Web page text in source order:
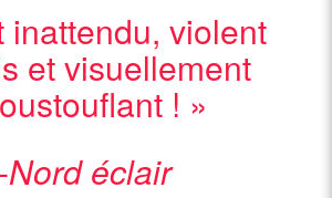
un dessinateur, vidéaste et créateur de
comme des spectacles de danse et
et des vidéos-danse. Adepte du
il crée, pourMonarques, un monde à
pressent la fin d’un règne.
inattendu, violent
et visuellement
! »
-Nord éclair